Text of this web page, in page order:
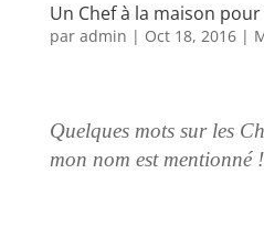
Un Chef à la maison
par admin | Oct 18, 2016|
Quelques mots sur les
mon nom est mentionné